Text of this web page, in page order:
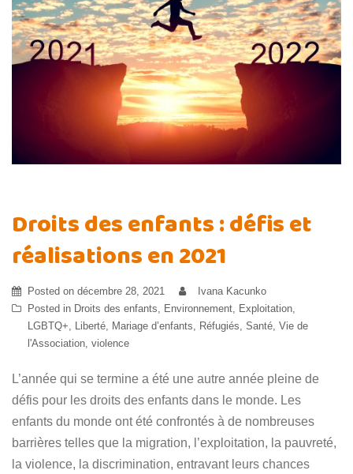
Droits des enfants : défis et
réalisations en 2021
Posted on décembre 28, 2021
Ivana Kacunko
Posted in Droits des enfants, Environnement, Exploitation,
LGBTQ+, Liberté, Mariage d’enfants, Réfugiés, Santé, Vie de
l'Association, violence
L’année qui se termine a été une autre année pleine de
défis pour les droits des enfants dans le monde. Les
enfants du monde ont été confrontés à de nombreuses
barrières telles que la migration, l’exploitation, la pauvreté,
la violence, la discrimination, entravant leurs chances